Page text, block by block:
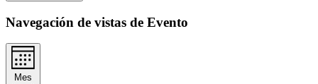
Navegación de vistas de Evento
Mes